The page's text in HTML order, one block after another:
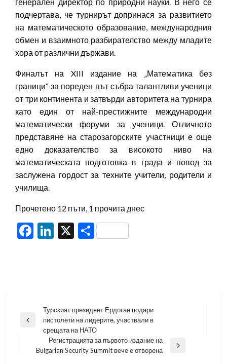
подчертава, че турнирът допринася за развитието
на математическото образование, международния
обмен и взаимното разбирателство между младите
хора от различни държави.
Финалът на XIII издание на „Математика без
граници“ за пореден път събра талантливи ученици
от три континента и затвърди авторитета на турнира
като един от най-престижните международни
математически форуми за ученици. Отличното
представяне на старозагорските участници е още
едно доказателство за високото ниво на
математическата подготовка в града и повод за
заслужена гордост за техните учители, родители и
училища.
Прочетено 12 пъти, 1 прочита днес
Facebook
LinkedIn
X Share
Навигация
Previous
Турският президент Ердоган подари
пистолети на лидерите, участвали в
срещата на НАТО
Next
Регистрацията за първото издание на
Bulgarian Security Summit вече е отворена